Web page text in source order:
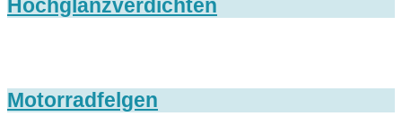
Hochglanzverdichten
Motorradfelgen